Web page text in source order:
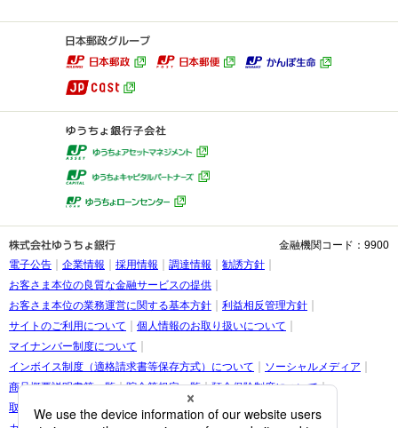
金融機関コード：9900
電子公告
企業情報 採用情報 調達情報
勧誘方針
お客さま本位の良質な金融サービスの提供
お客さま本位の業務運営に関する基本方針
利益相反管理方針
サイトのご利用について
個人情報のお取り扱いについて
マイナンバー制度について
インボイス制度（適格請求書等保存方式）について
ソーシャルメディア
商品概要説明書等一覧
貯金等規定一覧
預金保険制度について
取引時確認等に関するお願い
お客さま情報の提出等のお願い